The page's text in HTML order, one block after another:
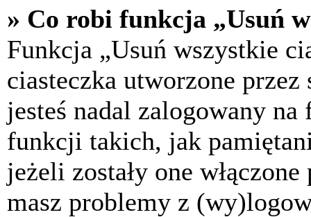
» Co robi funkcja „Usuń
Funkcja „Usuń wszystkie
ciasteczka utworzone
jesteś nadal zalogowany
funkcji takich, jak
jeżeli zostały one
masz problemy z